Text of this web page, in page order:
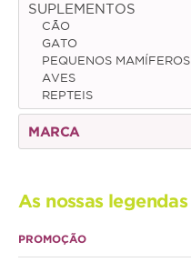
Gato
Júnior
Adulto
Sénior
SUPLEMENTOS
CÃO
GATO
PEQUENOS MAMÍFEROS
AVES
REPTEIS
MARCA
As nossas legendas
PROMOÇÃO